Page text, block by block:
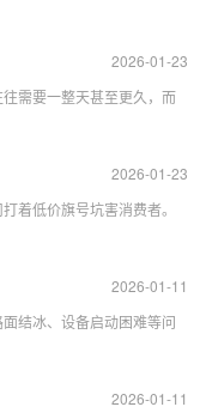
2026-01-23
需要一整天甚至更久，而
2026-01-23
着低价旗号坑害消费者。
2026-01-11
结冰、设备启动困难等问
2026-01-11